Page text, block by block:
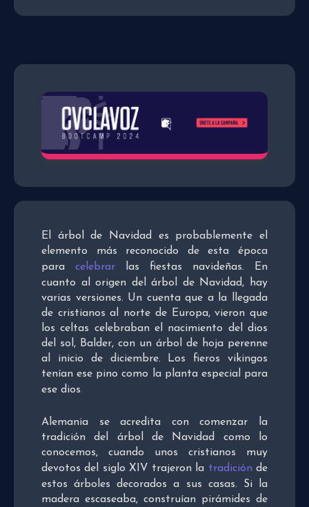
El árbol de Navidad es probablemente el
elemento más reconocido de esta época
para celebrar las fiestas navideñas. En
cuanto al origen del árbol de Navidad, hay
varias versiones. Un cuenta que a la llegada
de cristianos al norte de Europa, vieron que
los celtas celebraban el nacimiento del dios
del sol, Balder, con un árbol de hoja perenne
al inicio de diciembre. Los fieros vikingos
tenían ese pino como la planta especial para
ese dios.
Alemania se acredita con comenzar la
tradición del árbol de Navidad como lo
conocemos, cuando unos cristianos muy
devotos del siglo XIV trajeron la tradición de
estos árboles decorados a sus casas. Si la
madera escaseaba, construían pirámides de